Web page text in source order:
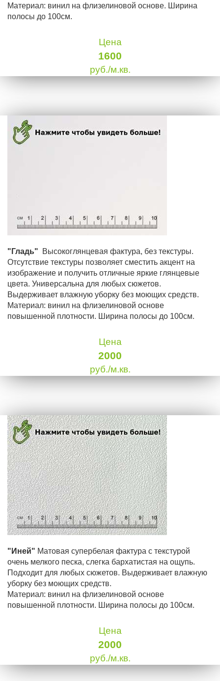
Материал: винил на флизелиновой основе. Ширина
полосы до 100см.
Цена
1600
руб./м.кв.
"Гладь" Высокоглянцевая фактура, без текстуры.
Отсутствие текстуры позволяет сместить акцент на
изображение и получить отличные яркие глянцевые
цвета. Универсальна для любых сюжетов.
Выдерживает влажную уборку без моющих средств.
Материал: винил на флизелиновой основе
повышенной плотности. Ширина полосы до 100см.
Цена
2000
руб./м.кв.
"Иней" Матовая супербелая фактура с текстурой
очень мелкого песка, слегка бархатистая на ощупь.
Подходит для любых сюжетов. Выдерживает влажную
уборку без моющих средств.
Материал: винил на флизелиновой основе
повышенной плотности. Ширина полосы до 100см.
Цена
2000
руб./м.кв.